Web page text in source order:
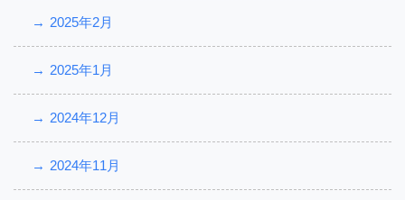
2025年2月
2025年1月
2024年12月
2024年11月